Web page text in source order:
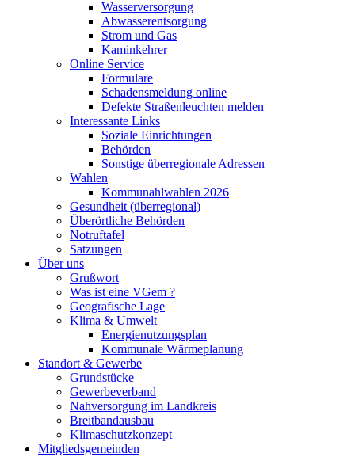
Wasserversorgung
Abwasserentsorgung
Strom und Gas
Kaminkehrer
Online Service
Formulare
Schadensmeldung online
Defekte Straßenleuchten melden
Interessante Links
Soziale Einrichtungen
Behörden
Sonstige überregionale Adressen
Wahlen
Kommunahlwahlen 2026
Gesundheit (überregional)
Überörtliche Behörden
Notruftafel
Satzungen
Über uns
Grußwort
Was ist eine VGem ?
Geografische Lage
Klima & Umwelt
Energienutzungsplan
Kommunale Wärmeplanung
Standort & Gewerbe
Grundstücke
Gewerbeverband
Nahversorgung im Landkreis
Breitbandausbau
Klimaschutzkonzept
Mitgliedsgemeinden